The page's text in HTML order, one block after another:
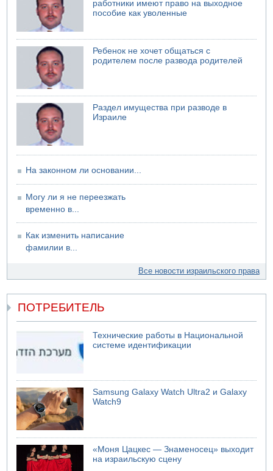
работники имеют право на выходное
пособие как уволенные
Ребенок не хочет общаться с
родителем после развода родителей
Раздел имущества при разводе в
Израиле
На законном ли основании...
Могу ли я не переезжать
временно в...
Как изменить написание
фамилии в...
Все новости израильского права
ПОТРЕБИТЕЛЬ
Технические работы в Национальной
системе идентификации
Samsung Galaxy Watch Ultra2 и Galaxy
Watch9
«Моня Цацкес — Знаменосец» выходит
на израильскую сцену